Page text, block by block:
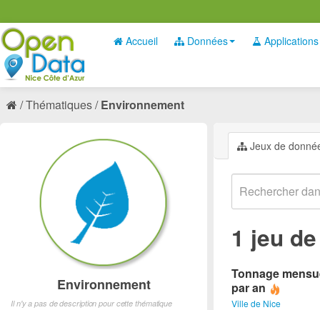
Accueil Données Applications
Thématiques Environnement
Jeux de
1 jeu
Tonnage
par an
Ville de Nice
Environnement
Il n'y a pas de description pour cette thématique